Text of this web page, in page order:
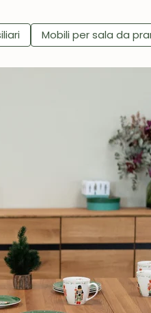
Mobili per sala da